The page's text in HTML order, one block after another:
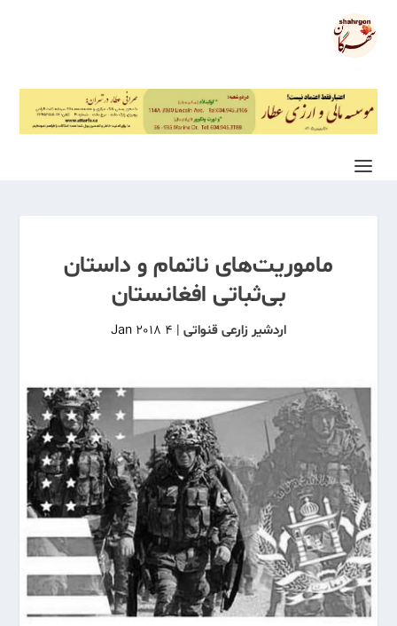
ماموریت‌های ناتمام و داستان
بی‌ثباتی افغانستان
اردشیر زارعی قنواتی |
4 Jan 2018